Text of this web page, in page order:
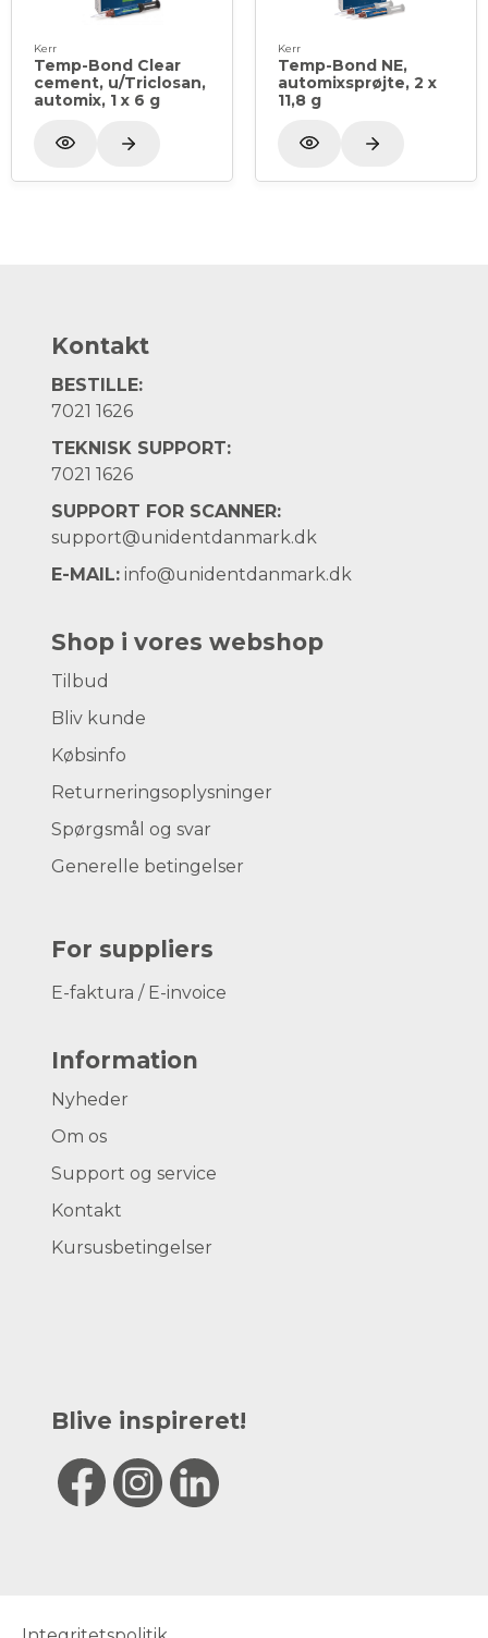
Kerr
Temp-Bond Clear
cement, u/Triclosan,
automix, 1 x 6 g
Kerr
Temp-Bond NE,
automixsprøjte, 2 x
11,8 g
Kontakt
BESTILLE:
7021 1626
TEKNISK SUPPORT:
7021 1626
SUPPORT FOR SCANNER:
support@unidentdanmark.dk
E-MAIL: info@unidentdanmark.dk
Shop i vores webshop
Tilbud
Bliv kunde
Købsinfo
Returneringsoplysninger
Spørgsmål og svar
Generelle betingelser
For suppliers
E-faktura / E-invoice
Information
Nyheder
Om os
Support og service
Kontakt
Kursusbetingelser
Blive inspireret!